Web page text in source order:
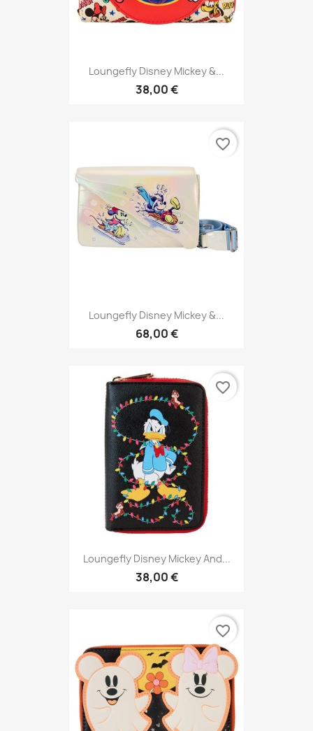
Loungefly Disney Mickey &...
38,00 €
Loungefly Disney Mickey &...
68,00 €
favorite_border
Loungefly Disney Mickey And...
38,00 €
favorite_border
favorite_border